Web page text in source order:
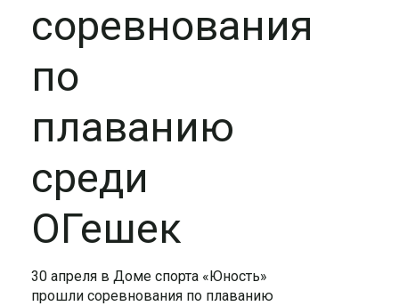
соревнования
по
плаванию
среди
ОГешек
30 апреля в Доме спорта «Юность»
прошли соревнования по плаванию